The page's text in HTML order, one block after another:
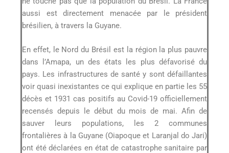
aussi est directement menacée par le président
brésilien, à travers la Guyane.
En effet, le Nord du Brésil est la région la plus pauvre
dans l’Amapa, un des états les plus défavorisé du
pays. Les infrastructures de santé y sont défaillantes
voir quasi inexistantes ce qui explique en partie les 55
décès et 1931 cas positifs au Covid-19 officiellement
recensés depuis le début du mois de mai. Afin de
sauver leurs populations, les 2 communes
frontalières à la Guyane (Oiapoque et Laranjal do Jari)
ont été déclarées en état de catastrophe sanitaire par